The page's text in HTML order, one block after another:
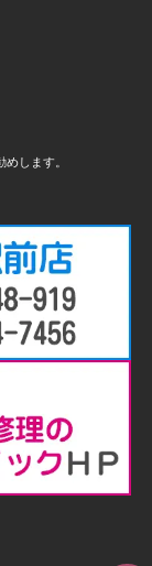
します。